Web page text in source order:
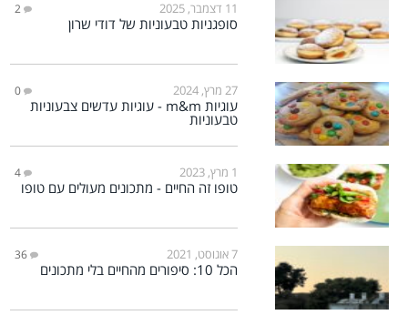
11 דצמבר, 2025 2
סופגניות טבעוניות של דודי שרון
27 מרץ, 2024 0
עוגיות m&m - עוגיות עדשים צבעוניות
טבעוניות
1 מרץ, 2023 4
טופו זה החיים - מתכונים מעולים עם טופו
7 אוגוסט, 2021 36
הכל 10: סיפורים מהחיים בלי מתכונים